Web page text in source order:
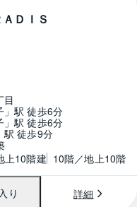
ＤＩＳ
目
」駅 徒歩6分
」駅 徒歩6分
駅 徒歩9分
上10階建 10階／地上10階
り 詳細
間取り